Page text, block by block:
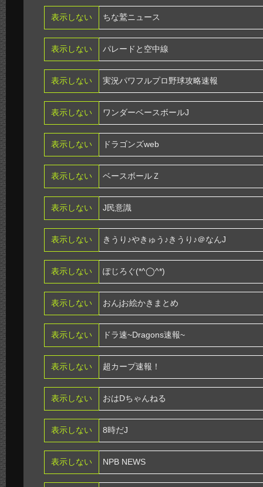
表示しない ちな鷲ニュース
表示しない パレードと空中線
表示しない 実況パワフルプロ野球攻略速報
表示しない ワンダーベースボールJ
表示しない ドラゴンズweb
表示しない ベースボールＺ
表示しない J民意識
表示しない きうり♪やきゅう♪きうり♪＠なんJ
表示しない ぽじろぐ(*^◯^*)
表示しない おんjお絵かきまとめ
表示しない ドラ速~Dragons速報~
表示しない 超カープ速報！
表示しない おはDちゃんねる
表示しない 8時だJ
表示しない NPB NEWS